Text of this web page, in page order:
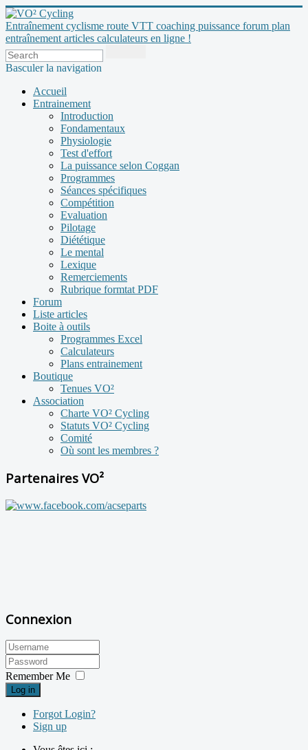
Entraînement cyclisme route VTT coaching puissance forum plan
entraînement articles calculateurs en ligne !
Basculer la navigation
Accueil
Entrainement
Introduction
Fondamentaux
Physiologie
Test d'effort
La puissance selon Coggan
Programmes
Séances spécifiques
Compétition
Evaluation
Pilotage
Diététique
Le mental
Lexique
Remerciements
Rubrique formtat PDF
Forum
Liste articles
Boite à outils
Programmes Excel
Calculateurs
Plans entrainement
Boutique
Tenues VO²
Association
Charte VO² Cycling
Statuts VO² Cycling
Comité
Où sont les membres ?
Partenaires VO²
Connexion
Remember Me
Log in
Forgot Login?
Sign up